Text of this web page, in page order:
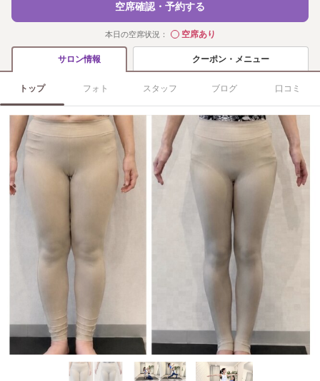
空席確認・予約する
本日の空席状況： ◯空席あり
サロン情報 クーポン・メニュー
トップ フォト スタッフ ブログ 口コミ